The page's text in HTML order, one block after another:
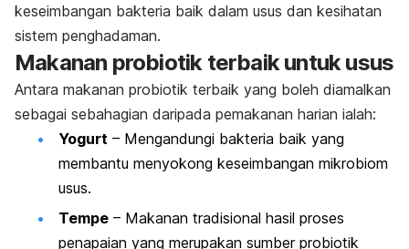
keseimbangan bakteria baik dalam usus dan kesihatan
sistem penghadaman.
Makanan probiotik terbaik untuk usus
Antara makanan probiotik terbaik yang boleh diamalkan
sebagai sebahagian daripada pemakanan harian ialah:
Yogurt – Mengandungi bakteria baik yang
membantu menyokong keseimbangan mikrobiom
usus.
Tempe – Makanan tradisional hasil proses
penapaian yang merupakan sumber probiotik